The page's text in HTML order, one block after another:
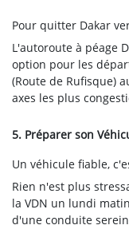
Pour quitter Dakar
L'autoroute à péage
option pour les
(Route de Rufisque)
axes les plus
5. Préparer son
Un véhicule fiable,
Rien n'est plus
la VDN un lundi
d'une conduite